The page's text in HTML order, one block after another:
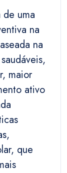
uma
na
na
maior
ativo
que